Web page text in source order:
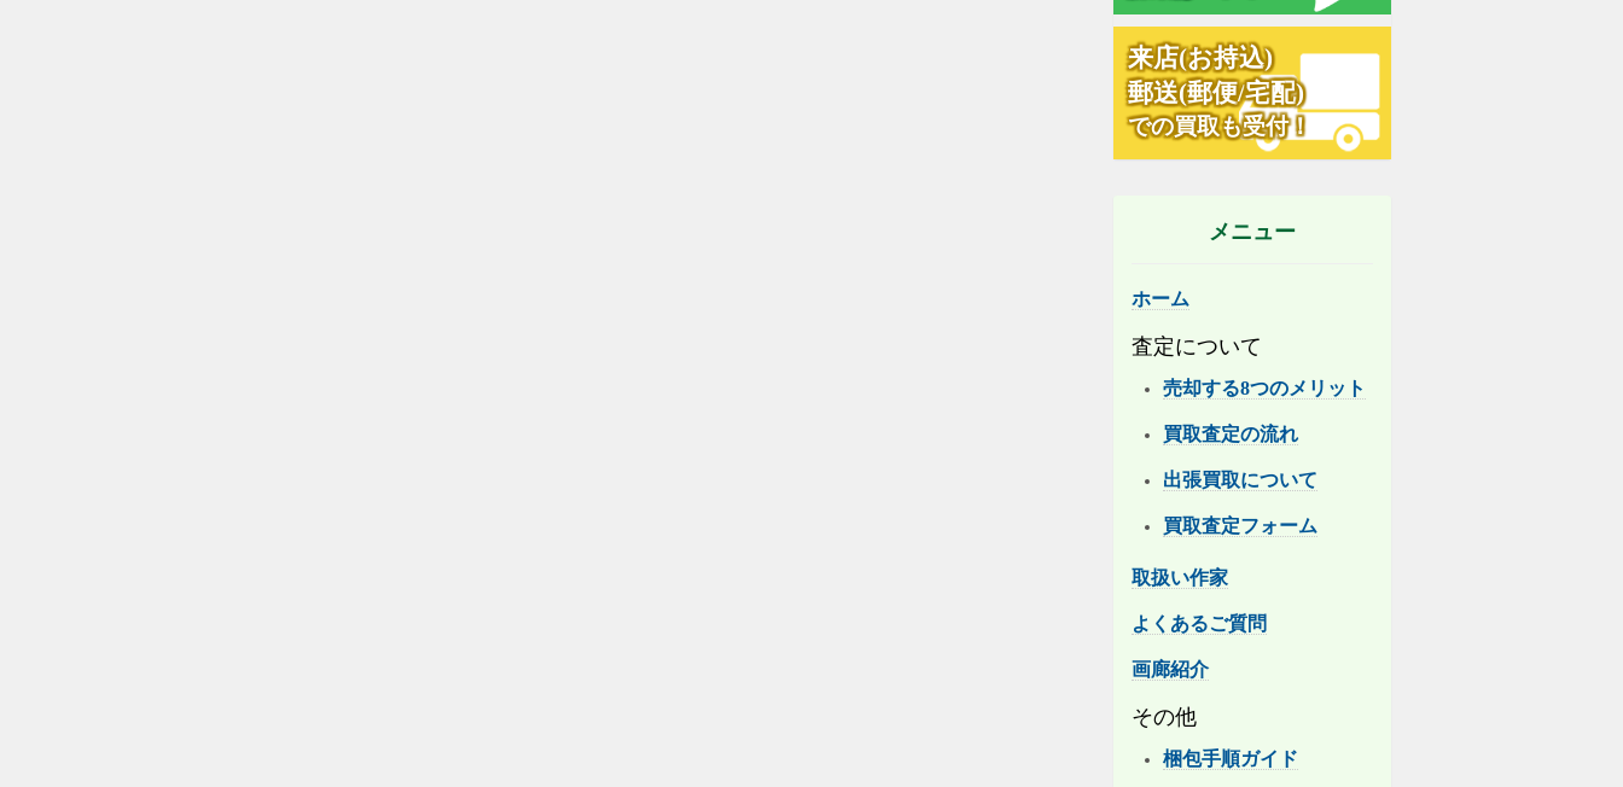
来店(お持込)
郵送(郵便/宅配)
での買取も受付！
メニュー
ホーム
査定について
売却する8つのメリット
買取査定の流れ
出張買取について
買取査定フォーム
取扱い作家
よくあるご質問
画廊紹介
その他
梱包手順ガイド